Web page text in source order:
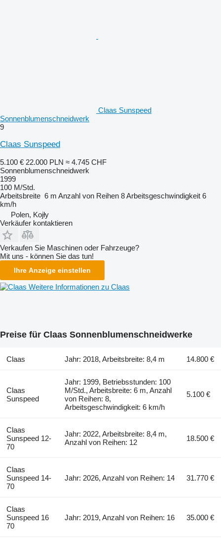
Claas Sunspeed
Sonnenblumenschneidwerk
9
Claas Sunspeed
5.100 € 22.000 PLN ≈ 4.745 CHF
Sonnenblumenschneidwerk
1999
100 M/Std.
Arbeitsbreite 6 m Anzahl von Reihen 8Arbeitsgeschwindigkeit 6
km/h
Polen, Kojły
Verkäufer kontaktieren
Verkaufen Sie Maschinen oder Fahrzeuge?
Mit uns - können Sie das tun!
Ihre Anzeige einstellen
Weitere Informationen zu Claas
Preise für Claas Sonnenblumenschneidwerke
Claas Jahr: 2018, Arbeitsbreite: 8,4 m 14.800 €
Claas
Sunspeed
Jahr: 1999, Betriebsstunden: 100
M/Std., Arbeitsbreite: 6 m, Anzahl
von Reihen: 8,
Arbeitsgeschwindigkeit: 6 km/h
5.100 €
Claas
Sunspeed 12-
70
Jahr: 2022, Arbeitsbreite: 8,4 m,
Anzahl von Reihen: 12
18.500 €
Claas
Sunspeed 14-
70
Jahr: 2026, Anzahl von Reihen: 14 31.770 €
Claas
Sunspeed 16
70
Jahr: 2019, Anzahl von Reihen: 16 35.000 €